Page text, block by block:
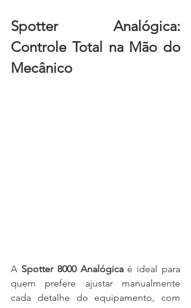
Spotter Analógica:
Controle Total na Mão do
Mecânico
A Spotter 8000 Analógica é ideal para
quem prefere ajustar manualmente
cada detalhe do equipamento, com